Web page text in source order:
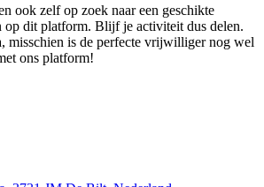
ook zelf op zoek naar een geschikte
op dit platform. Blijf je activiteit dus delen.
misschien is de perfecte vrijwilliger nog wel
ons platform!